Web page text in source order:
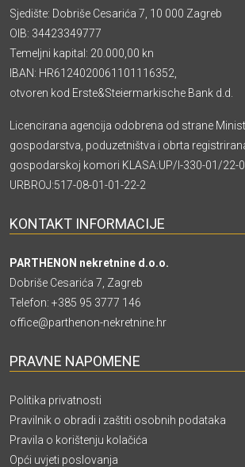
Sjedište: Dobriše Cesarića 7, 10 000 Zagreb
OIB: 34423349777
Temeljni kapital: 20.000,00 kn
IBAN: HR6124020061101116352,
otvoren kod Erste&Steiermarkische Bank d.d.
Licencirana agencija odobrena od strane
gospodarstva, poduzetništva i obrta
gospodarskoj komori KLASA:UP/I-330-01/22-
URBROJ:517-08-01-01-22-2
KONTAKT INFORMACIJE
PARTHENON nekretnine d.o.o.
Dobriše Cesarića 7, Zagreb
Telefon: +385 95 3777 146
office@parthenon-nekretnine.hr
PRAVNE NAPOMENE
Politika privatnosti
Pravilnik o obradi i zaštiti osobnih podataka
Pravila o korištenju kolačića
Opći uvjeti poslovanja